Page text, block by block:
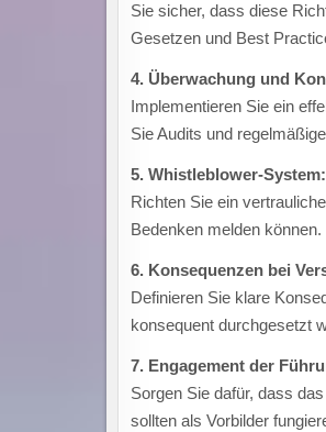
Sie sicher, dass diese
Gesetzen und Best
4. Überwachung und
Implementieren Sie ein
Sie Audits und
5. Whistleblower-System:
Richten Sie ein
Bedenken melden
6. Konsequenzen bei
Definieren Sie klare
konsequent durchgesetzt
7. Engagement der
Sorgen Sie dafür, dass
sollten als Vorbilder